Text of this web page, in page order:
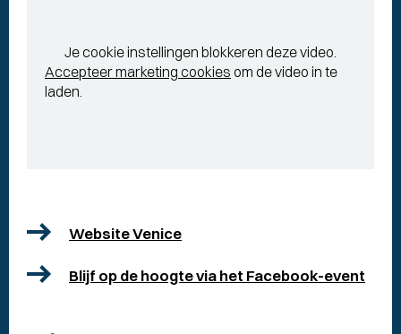
Je cookie instellingen blokkeren deze video.
Accepteer marketing cookies om de video in te
laden.
Website Venice
Blijf op de hoogte via het Facebook-event